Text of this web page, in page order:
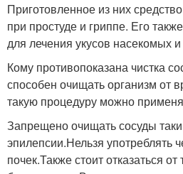
Приготовленное из них
при простуде и гриппе. Его
для лечения укусов насекомых
Кому противопоказана чистка
способен очищать организм от
такую процедуру можно
Запрещено очищать сосуды
эпилепсии.Нельзя употреблять
почек.Также стоит отказаться от